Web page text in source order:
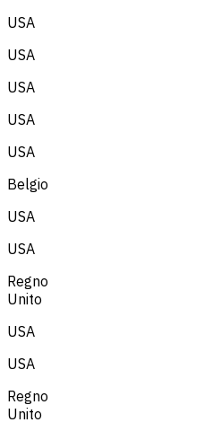
USA
USA
USA
USA
USA
Belgio
USA
USA
Regno
Unito
USA
USA
Regno
Unito